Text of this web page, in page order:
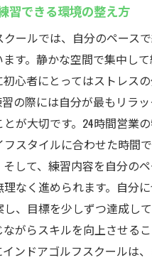
習できる環境の整え方
ールでは、自分のペース
す。静かな空間で集中し
初心者にとってはストレス
の際には自分が最もリラ
が大切です。24時間営業
スタイルに合わせた時間
して、練習内容を自分の
なく進められます。自分
、目標を少しずつ達成し
がらスキルを向上させる
インドアゴルフスクールは